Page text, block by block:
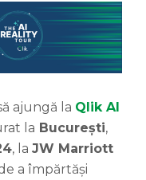
ajungă la Qlik AI
la București,
, la JW Marriott
a împărtăși